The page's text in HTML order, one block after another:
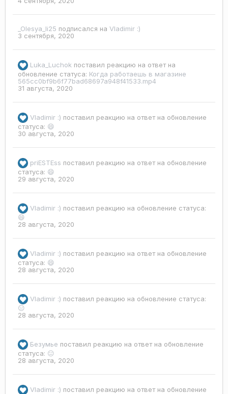
_Olesya_li25 подписался на Vladimir :)
3 сентября, 2020
Luka_Luchok поставил реакцию на ответ на
обновление статуса: Когда работаешь в магазине
565cc0bf9b6f77bad68697a948f41533.mp4
31 августа, 2020
Vladimir :) поставил реакцию на ответ на обновление
статуса: 😄
30 августа, 2020
priESTEss поставил реакцию на ответ на обновление
статуса: 😄
29 августа, 2020
Vladimir :) поставил реакцию на обновление статуса:
😄
28 августа, 2020
Vladimir :) поставил реакцию на ответ на обновление
статуса: 😄
28 августа, 2020
Vladimir :) поставил реакцию на обновление статуса:
😑
28 августа, 2020
Безумье поставил реакцию на ответ на обновление
статуса: 😑
28 августа, 2020
Vladimir :) поставил реакцию на ответ на обновление